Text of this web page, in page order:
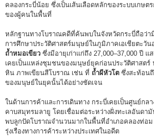
คลองกระบี่น้อย ซึ่งเป็นเส้นเลือดหลักของระบบเกษต
ของผู้คนในพื้นที่
หลักฐานทางโบราณคดีที่ค้นพบในจังหวัดกระบี่ถือว่า
การศึกษาประวัติศาสตร์มนุษย์ในภูมิภาคเอเชียตะวัน
ถ้ำหมอเขียว ซึ่งมีอายุเก่าแก่ถึง 27,000–37,000 ปี
เคยเป็นแหล่งชุมชนของมนุษย์ยุคก่อนประวัติศาสตร์
หิน ภาพเขียนสีโบราณ เช่น ที่ ถ้ำผีหัวโต ซึ่งสะท้อน
ของมนุษย์ในยุคนั้นได้อย่างชัดเจน
ในด้านการค้าและการเดินทาง กระบี่เคยเป็นศูนย์กล
คาบสมุทรมลายู โดยเชื่อมต่อระหว่างฝั่งทะเลอันดา
พบลูกปัดโบราณจำนวนมากในพื้นที่อำเภอคลองท่อม
รุ่งเรืองทางการค้าระหว่างประเทศในอดีต